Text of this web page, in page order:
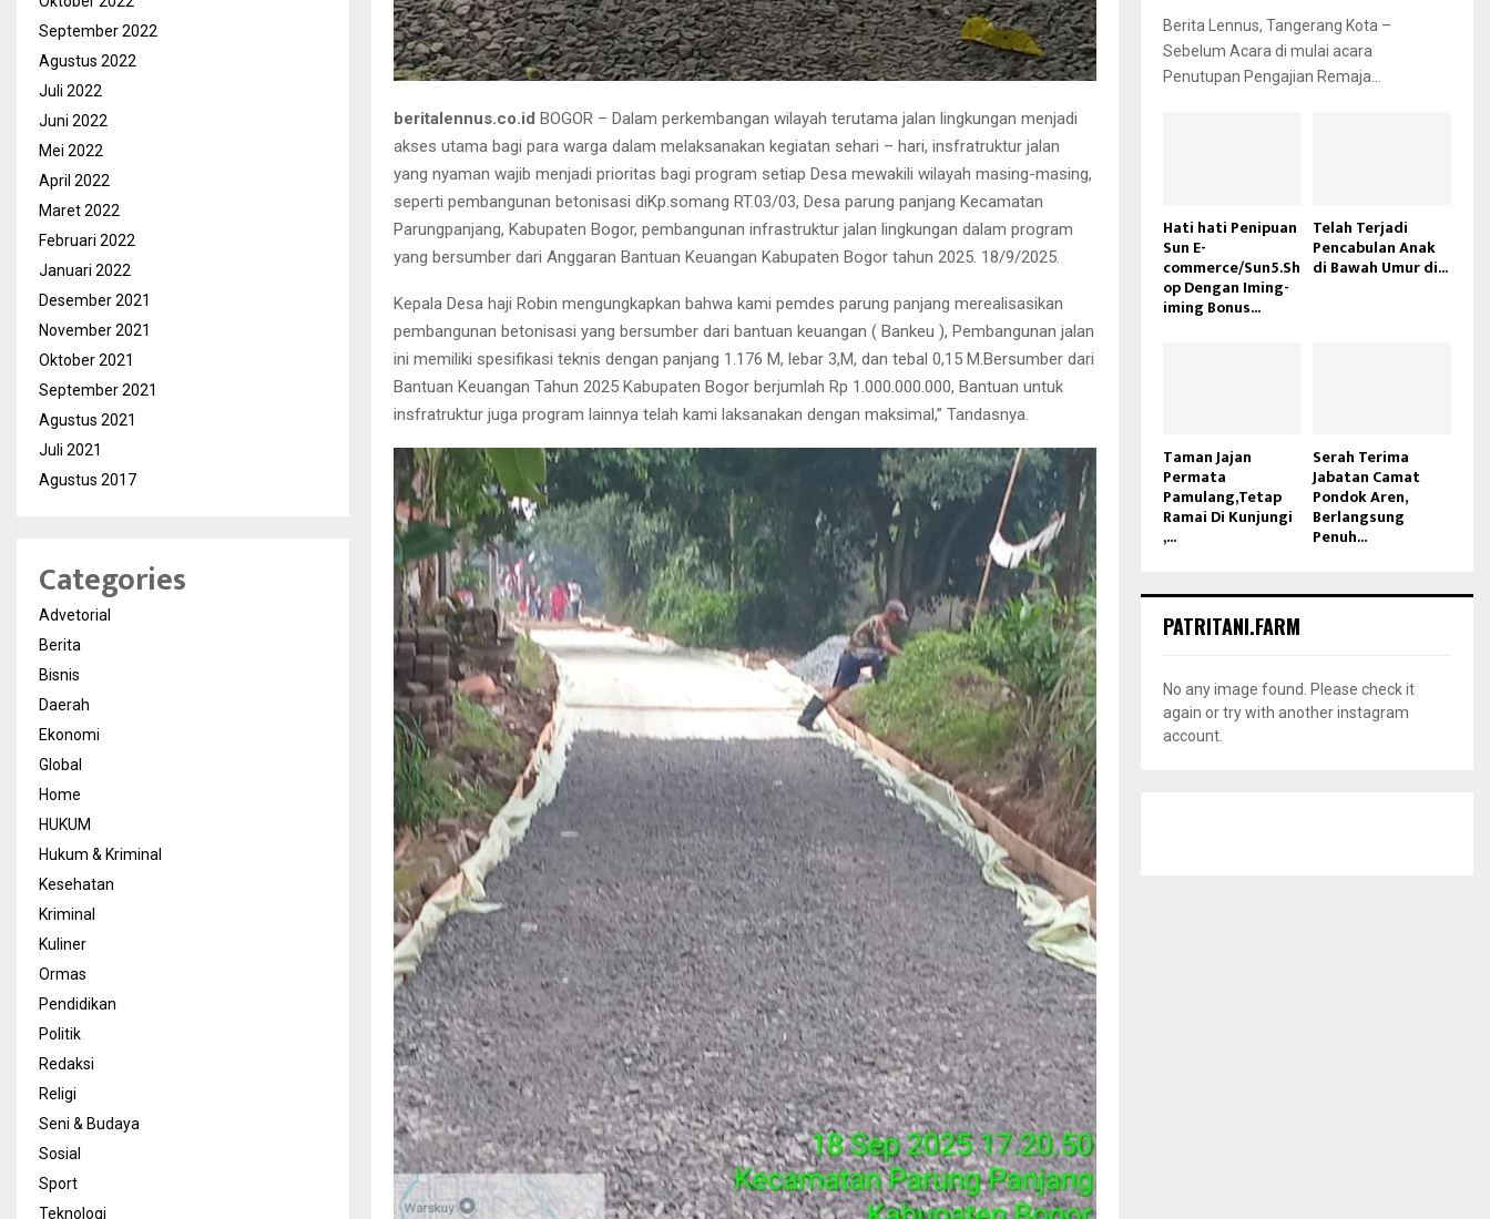
beritalennus.co.id BOGOR – Dalam perkembangan wilayah terutama jalan lingkungan menjadi
akses utama bagi para warga dalam melaksanakan kegiatan sehari – hari, insfratruktur jalan
yang nyaman wajib menjadi prioritas bagi program setiap Desa mewakili wilayah masing-masing,
seperti pembangunan betonisasi diKp.somang RT.03/03, Desa parung panjang Kecamatan
Parungpanjang, Kabupaten Bogor, pembangunan infrastruktur jalan lingkungan dalam program
yang bersumber dari Anggaran Bantuan Keuangan Kabupaten Bogor tahun 2025. 18/9/2025.
Kepala Desa haji Robin mengungkapkan bahwa kami pemdes parung panjang merealisasikan
pembangunan betonisasi yang bersumber dari bantuan keuangan ( Bankeu ), Pembangunan jalan
ini memiliki spesifikasi teknis dengan panjang 1.176 M, lebar 3,M, dan tebal 0,15 M.Bersumber dari
Bantuan Keuangan Tahun 2025 Kabupaten Bogor berjumlah Rp 1.000.000.000, Bantuan untuk
insfratruktur juga program lainnya telah kami laksanakan dengan maksimal,” Tandasnya.
September 2022
Agustus 2022
Juli 2022
Juni 2022
Mei 2022
April 2022
Maret 2022
Februari 2022
Januari 2022
Desember 2021
November 2021
Oktober 2021
September 2021
Agustus 2021
Juli 2021
Agustus 2017
Categories
Advetorial
Berita
Bisnis
Daerah
Ekonomi
Global
Home
HUKUM
Hukum & Kriminal
Kesehatan
Kriminal
Kuliner
Ormas
Pendidikan
Politik
Redaksi
Religi
Seni & Budaya
Sosial
Sport
Teknologi
Berita Lennus, Tangerang Kota –
Sebelum Acara di mulai acara
Penutupan Pengajian Remaja...
Hati hati Penipuan
Sun E-
commerce/Sun5.Sh
op Dengan Iming-
iming Bonus...
Telah Terjadi
Pencabulan Anak
di Bawah Umur di...
Taman Jajan
Permata
Pamulang,Tetap
Ramai Di Kunjungi
,...
Serah Terima
Jabatan Camat
Pondok Aren,
Berlangsung
Penuh...
PATRITANI.FARM
No any image found. Please check it
again or try with another instagram
account.